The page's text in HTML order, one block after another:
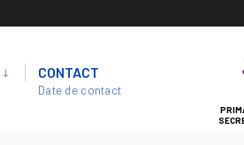
CONTACT
Date de contact